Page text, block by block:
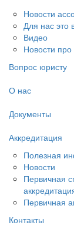
Новости
Для нас это
Видео
Новости
Вопрос юристу
О нас
Документы
Аккредитация
Полезная
Новости
Первичная
Первичная
Контакты